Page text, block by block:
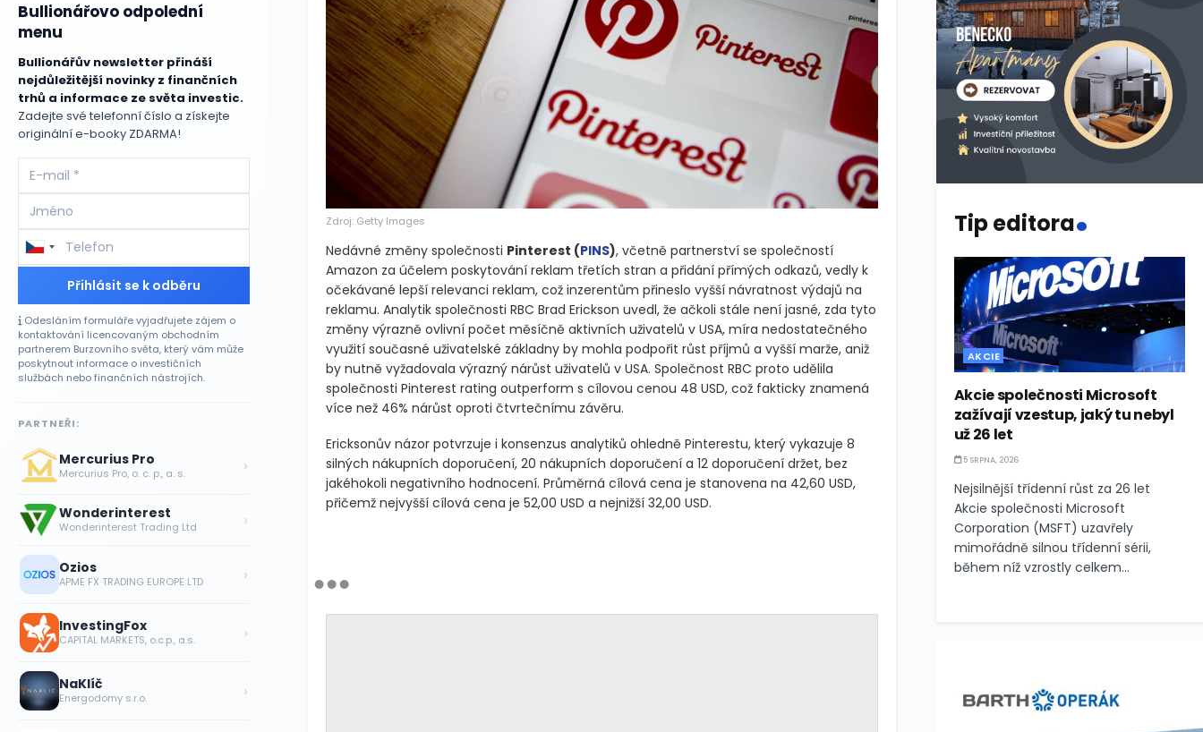
Zdroj: Getty Images
Nedávné změny společnosti Pinterest (PINS), včetně partnerství se společností
Amazon za účelem poskytování reklam třetích stran a přidání přímých odkazů, vedly k
očekávané lepší relevanci reklam, což inzerentům přineslo vyšší návratnost výdajů na
reklamu. Analytik společnosti RBC Brad Erickson uvedl, že ačkoli stále není jasné, zda tyto
změny výrazně ovlivní počet měsíčně aktivních uživatelů v USA, míra nedostatečného
využití současné uživatelské základny by mohla podpořit růst příjmů a vyšší marže, aniž
by nutně vyžadovala výrazný nárůst uživatelů v USA. Společnost RBC proto udělila
společnosti Pinterest rating outperform s cílovou cenou 48 USD, což fakticky znamená
více než 46% nárůst oproti čtvrtečnímu závěru.
Ericksonův názor potvrzuje i konsenzus analytiků ohledně Pinterestu, který vykazuje 8
silných nákupních doporučení, 20 nákupních doporučení a 12 doporučení držet, bez
jakéhokoli negativního hodnocení. Průměrná cílová cena je stanovena na 42,60 USD,
přičemž nejvyšší cílová cena je 52,00 USD a nejnižší 32,00 USD.
Bullionářovo odpolední
menu
Bullionářův newsletter přináší
nejdůležitější novinky z finančních
trhů a informace ze světa investic.
Zadejte své telefonní číslo a získejte
originální e-booky ZDARMA!
Přihlásit se k odběru
Odesláním formuláře vyjadřujete zájem o
kontaktování licencovaným obchodním
partnerem Burzovního světa, který vám může
poskytnout informace o investičních
službách nebo finančních nástrojích.
PARTNEŘI:
Mercurius Pro
Mercurius Pro, o. c. p., a. s. ›
Wonderinterest
Wonderinterest Trading Ltd ›
Ozios
APME FX TRADING EUROPE LTD ›
InvestingFox
CAPITAL MARKETS, o.c.p., a.s. ›
NaKlíč
Energodomy s.r.o. ›
Tip editora.
AKCIE
Akcie společnosti Microsoft
zažívají vzestup, jaký tu nebyl
už 26 let
5 SRPNA, 2026
Nejsilnější třídenní růst za 26 let
Akcie společnosti Microsoft
Corporation (MSFT) uzavřely
mimořádně silnou třídenní sérii,
během níž vzrostly celkem...